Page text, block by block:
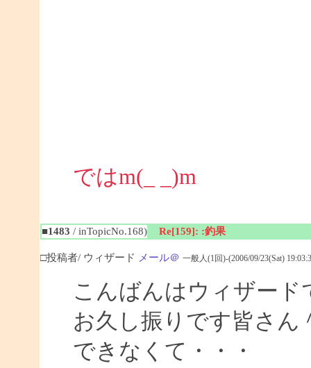
ではm(_ _)m
■1483 / inTopicNo.168) Re[159]: :釣果
□投稿者/ ウィザード メール＠ 一般人(1回)-(2006/09/23(Sat)
こんばんはウィザード
お久し振りです皆さん
できなくて・・・